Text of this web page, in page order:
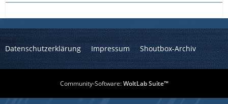
Datenschutzerklärung Impressum Shoutbox-Archiv
Community-Software:WoltLab Suite™